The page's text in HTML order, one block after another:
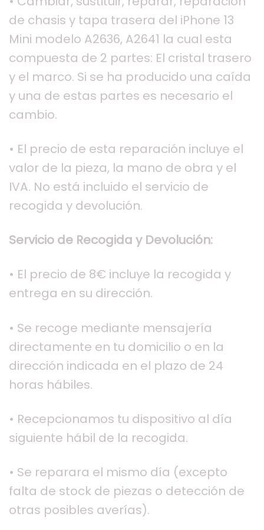
de chasis y tapa trasera del iPhone 13
Mini modelo A2636, A2641 la cual esta
compuesta de 2 partes: El cristal trasero
y el marco. Si se ha producido una caída
y una de estas partes es necesario el
cambio.
• El precio de esta reparación incluye el
valor de la pieza, la mano de obra y el
IVA. No está incluido el servicio de
recogida y devolución.
Servicio de Recogida y Devolución:
• El precio de 8€ incluye la recogida y
entrega en su dirección.
• Se recoge mediante mensajería
directamente en tu domicilio o en la
dirección indicada en el plazo de 24
horas hábiles.
• Recepcionamos tu dispositivo al día
siguiente hábil de la recogida.
• Se reparara el mismo día (excepto
falta de stock de piezas o detección de
otras posibles averías).